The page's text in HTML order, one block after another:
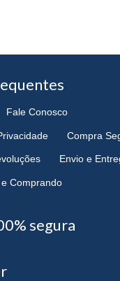
Fale Conosco
Compra
Envio e
Comprando
segura